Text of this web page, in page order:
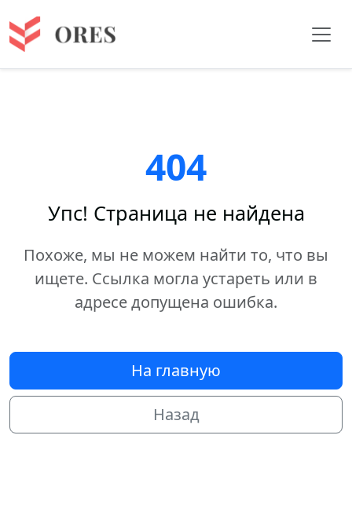
404
Упс! Страница не найдена
Похоже, мы не можем найти то, что вы
ищете. Ссылка могла устареть или в
адресе допущена ошибка.
На главную
Назад